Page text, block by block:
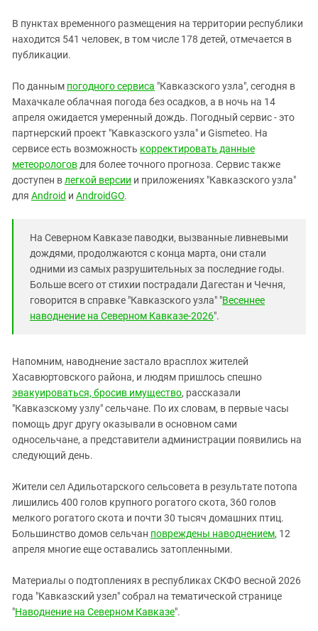
В пунктах временного размещения на территории республики
находится 541 человек, в том числе 178 детей, отмечается в
публикации.
По данным погодного сервиса "Кавказского узла", сегодня в
Махачкале облачная погода без осадков, а в ночь на 14
апреля ожидается умеренный дождь. Погодный сервис - это
партнерский проект "Кавказского узла" и Gismeteo. На
сервисе есть возможность корректировать данные
метеорологовдля более точного прогноза. Сервис также
доступен влегкой версии и приложениях "Кавказского узла"
для Android и AndroidGO.
На Северном Кавказе паводки, вызванные ливневыми
дождями, продолжаются с конца марта, они стали
одними из самых разрушительных за последние годы.
Больше всего от стихии пострадали Дагестан и Чечня,
говорится в справке "Кавказского узла" "Весеннее
наводнение на Северном Кавказе-2026".
Напомним, наводнение застало врасплох жителей
Хасавюртовского района, и людям пришлось спешно
эвакуироваться, бросив имущество, рассказали
"Кавказскому узлу" сельчане. По их словам, в первые часы
помощь друг другу оказывали в основном сами
односельчане, а представители администрации появились на
следующий день.
Жители сел Адильотарского сельсовета в результате потопа
лишились 400 голов крупного рогатого скота, 360 голов
мелкого рогатого скота и почти 30 тысяч домашних птиц.
Большинство домов сельчан повреждены наводнением, 12
апреля многие еще оставались затопленными.
Материалы о подтоплениях в республиках СКФО весной 2026
года "Кавказский узел" собрал на тематической странице
"Наводнение на Северном Кавказе".